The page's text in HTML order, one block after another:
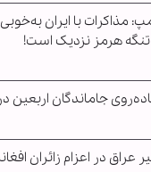
مذاکرات با ایران
تنگه هرمز نزدیک است!
جاماندگان اربعین
عراق در اعزام زائران